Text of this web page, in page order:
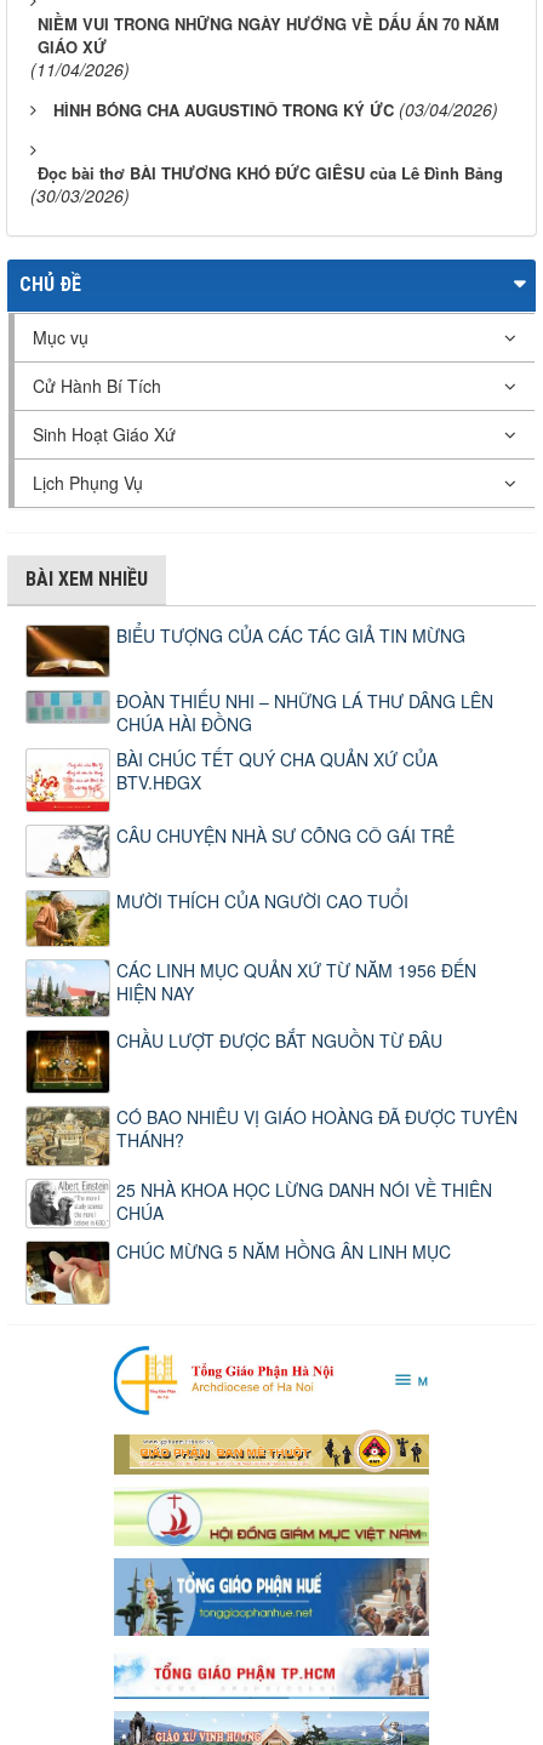
NIỀM VUI TRONG NHỮNG NGÀY HƯỚNG VỀ DẤU ẤN 70 NĂM
GIÁO XỨ
(11/04/2026)
HÌNH BÓNG CHA AUGUSTINÔ TRONG KÝ ỨC (03/04/2026)
Đọc bài thơ BÀI THƯƠNG KHÓ ĐỨC GIÊSU của Lê Đình Bảng
(30/03/2026)
CHỦ ĐỀ
Mục vụ
Cử Hành Bí Tích
Sinh Hoạt Giáo Xứ
Lịch Phụng Vụ
BÀI XEM NHIỀU
BIỂU TƯỢNG CỦA CÁC TÁC GIẢ TIN MỪNG
ĐOÀN THIẾU NHI – NHỮNG LÁ THƯ DÂNG LÊN
CHÚA HÀI ĐỒNG
BÀI CHÚC TẾT QUÝ CHA QUẢN XỨ CỦA
BTV.HĐGX
CÂU CHUYỆN NHÀ SƯ CÕNG CÔ GÁI TRẺ
MƯỜI THÍCH CỦA NGƯỜI CAO TUỔI
CÁC LINH MỤC QUẢN XỨ TỪ NĂM 1956 ĐẾN
HIỆN NAY
CHẦU LƯỢT ĐƯỢC BẮT NGUỒN TỪ ĐÂU
CÓ BAO NHIÊU VỊ GIÁO HOÀNG ĐÃ ĐƯỢC TUYÊN
THÁNH?
25 NHÀ KHOA HỌC LỪNG DANH NÓI VỀ THIÊN
CHÚA
CHÚC MỪNG 5 NĂM HỒNG ÂN LINH MỤC